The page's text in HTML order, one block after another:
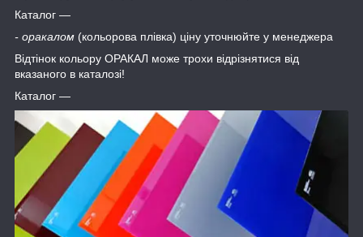
Каталог ―
- оракалом (кольорова плівка) ціну уточнюйте у менеджера
Відтінок кольору ОРАКАЛ може трохи відрізнятися від
вказаного в каталозі!
Каталог ―